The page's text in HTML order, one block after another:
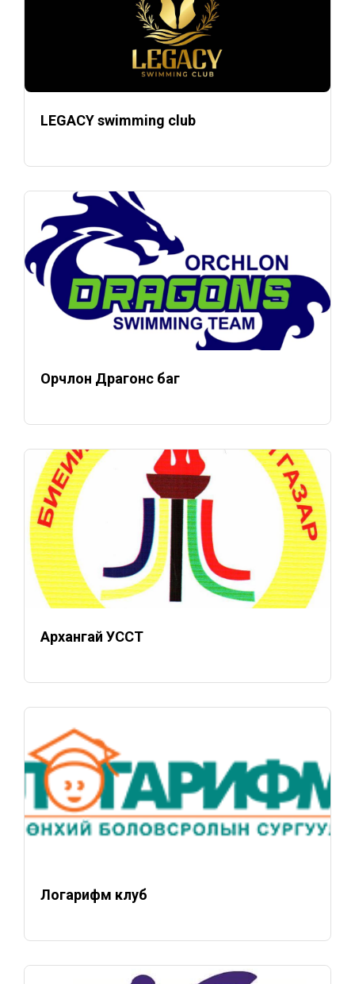
LEGACY swimming club
Орчлон Драгонс баг
Архангай УССТ
Логарифм клуб